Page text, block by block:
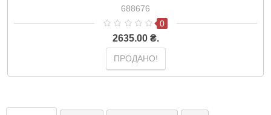
688676
0
2635.00 ₴.
ПРОДАНО!